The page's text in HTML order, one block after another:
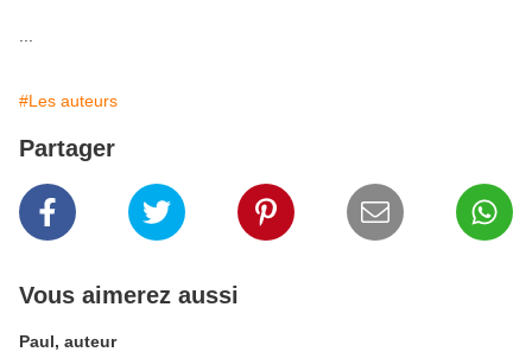
#Les auteurs
Partager
Vous aimerez aussi
Paul, auteur